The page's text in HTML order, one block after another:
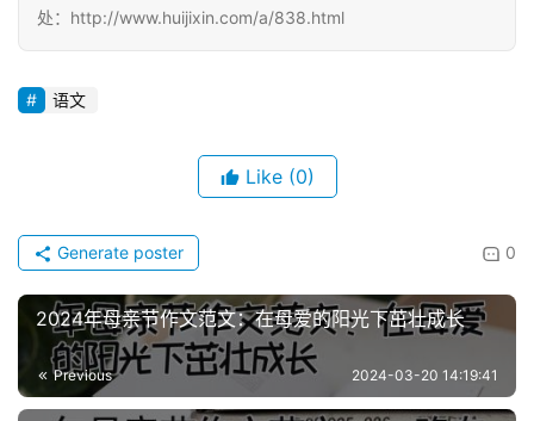
处：http://www.huijixin.com/a/838.html
语文
Like (0)
0
Generate poster
2024年母亲节作文范文：在母爱的阳光下茁壮成长
Previous 2024-03-20 14:19:41